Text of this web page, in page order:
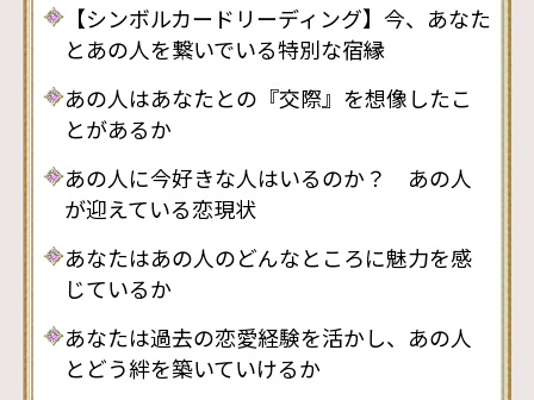
【シンボルカードリーディング】今、あなた
とあの人を繋いでいる特別な宿縁
あの人はあなたとの『交際』を想像したこ
とがあるか
あの人に今好きな人はいるのか？ あの人
が迎えている恋現状
あなたはあの人のどんなところに魅力を感
じているか
あなたは過去の恋愛経験を活かし、あの人
とどう絆を築いていけるか